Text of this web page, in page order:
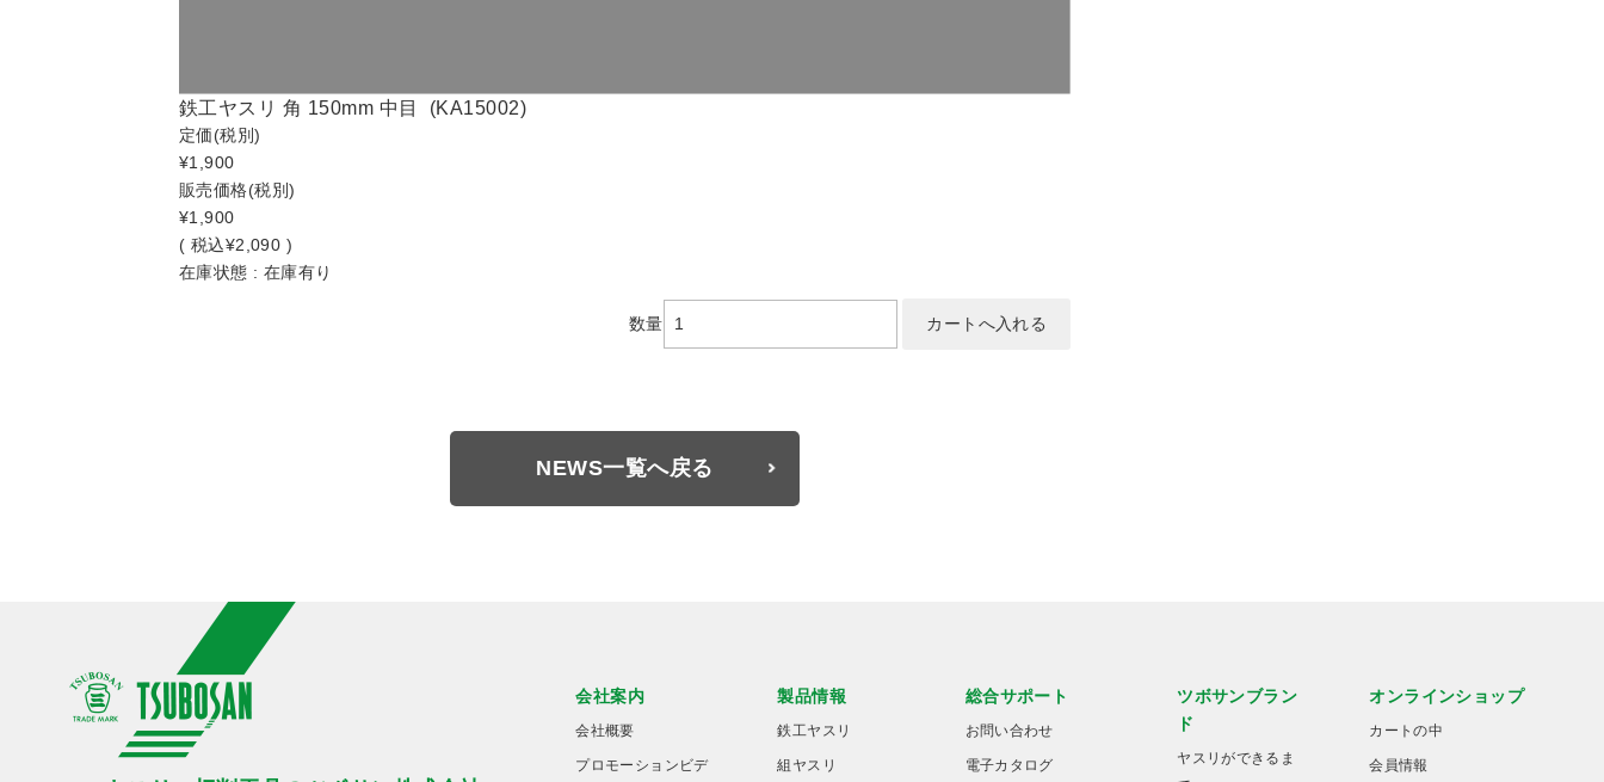
鉄工ヤスリ 角 150mm 中目 (KA15002)
定価(税別)
¥1,900
販売価格(税別)
¥1,900
( 税込¥2,090 )
在庫状態 : 在庫有り
数量
NEWS一覧へ戻る
会社案内
会社概要
プロモーションビデ
製品情報
鉄工ヤスリ
組ヤスリ
総合サポート
お問い合わせ
電子カタログ
ツボサンブラン
ド
ヤスリができるま
オンラインショップ
カートの中
会員情報